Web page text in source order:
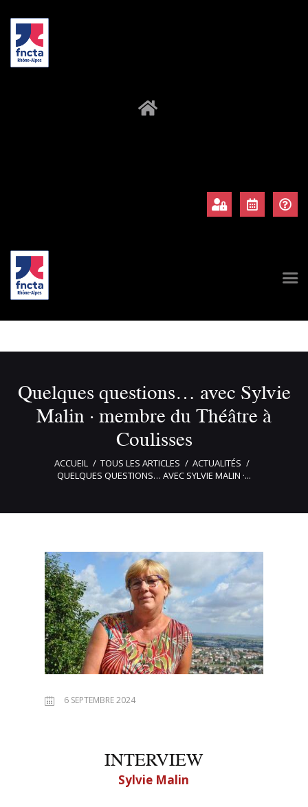
Quelques questions… avec Sylvie
Malin · membre du Théâtre à
Coulisses
ACCUEIL TOUS LES ARTICLES
ACTUALITÉS
QUELQUES QUESTIONS… AVEC SYLVIE MALIN ·...
6 SEPTEMBRE 2024
INTERVIEW
Sylvie Malin